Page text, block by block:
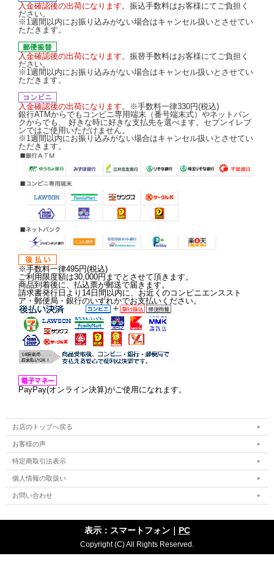
入金確認後の出荷になります。 振込手数料はお客様にてご負担く
ださい。
※1週間以内にお振り込みがない場合はキャンセル扱いとさせてい
ただきます。
入金確認後の出荷になります。 振替手数料はお客様にてご負担く
ださい。
※1週間以内にお振り込みがない場合はキャンセル扱いとさせてい
ただきます。
入金確認後の出荷になります。
※手数料一律330円(税込)
銀行ATMからでもコンビニ専用端末（番号端末式）やネットバン
クからでも、 好きな時に好きな支払先を選べます。セブンイレブ
ンではご使用いただけません。
※1週間以内にお振り込みがない場合はキャンセル扱いとさせてい
ただきます。
※手数料一律495円(税込)
ご利用限度額は30,000円までとさせて頂きます。
商品到着後に、払込票が郵送で届きます。
請求書発行日より14日間以内に、お近くのコンビニエンススト
ア・郵便局・銀行のいずれかでお支払いください。
PayPay(オンライン決算)がご使用になれます。
お店のトップへ戻る
お客様の声
特定商取引法表示
個人情報の取扱い
お問い合わせ
表示：スマートフォン｜ PC
Copyright (C) All Rights Reserved.